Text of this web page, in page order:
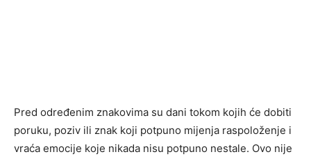
Pred određenim znakovima su dani tokom kojih će dobiti
poruku, poziv ili znak koji potpuno mijenja raspoloženje i
vraća emocije koje nikada nisu potpuno nestale. Ovo nije